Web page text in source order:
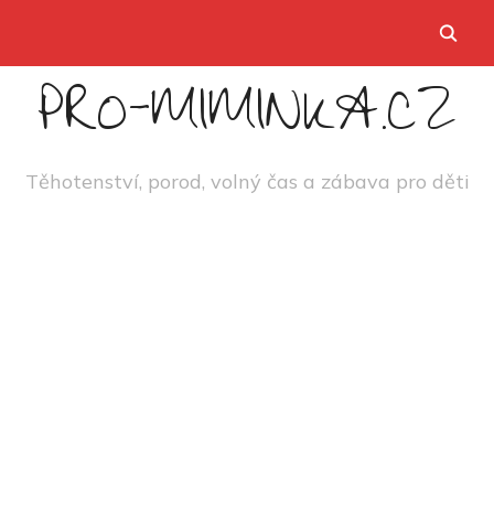
PRO-MIMINKA.CZ
Těhotenství, porod, volný čas a zábava pro děti